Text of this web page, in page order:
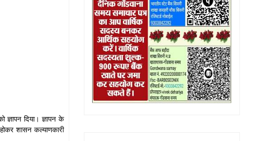
दिया। ज्ञापन के
शासन कल्याणकारी